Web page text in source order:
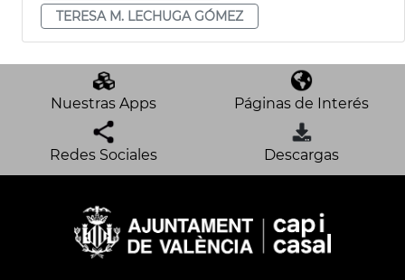
TERESA M. LECHUGA GÓMEZ
Nuestras Apps Páginas de Interés
Redes Sociales Descargas